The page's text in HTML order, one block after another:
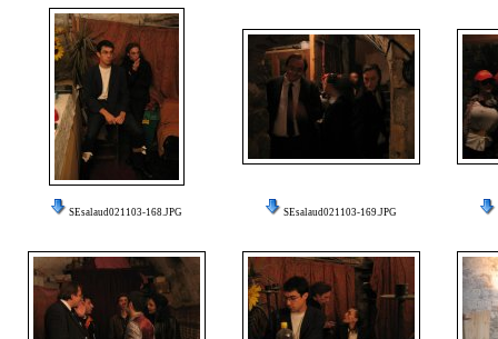
SEsalaud021103-168.JPG SEsalaud021103-169.JPG